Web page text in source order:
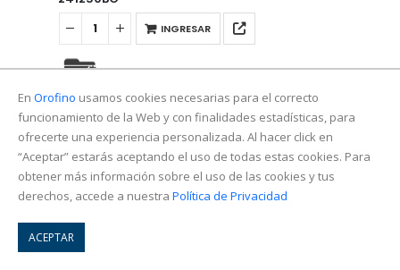
INGRESAR
FAVORITOS
40388150
Copa «FECIN» Diám:80, Sal:30, Rosca M14mm.
240800CG
En Orofino usamos cookies necesarias para el correcto
funcionamiento de la Web y con finalidades estadísticas, para
ofrecerte una experiencia personalizada. Al hacer click en
“Aceptar” estarás aceptando el uso de todas estas cookies. Para
obtener más información sobre el uso de las cookies y tus
derechos, accede a nuestra Política de Privacidad
ACEPTAR